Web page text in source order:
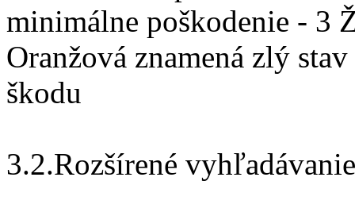
minimálne poškodenie - 3
Oranžová znamená zlý
škodu
3.2.Rozšírené vyhľadávanie